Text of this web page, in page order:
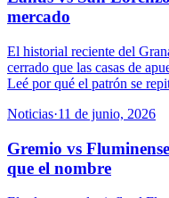
mercado
El historial reciente del
cerrado que las casas de
Leé por qué el patrón se
Noticias·11 de junio, 2026
Gremio vs
que el nombre